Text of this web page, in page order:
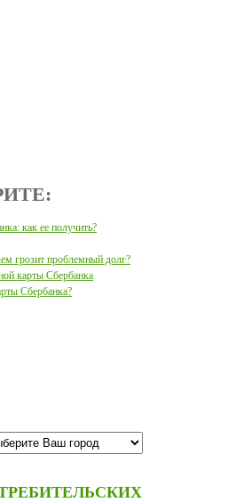
как ее получить?
грозит проблемный долг?
карты Сбербанка
Сбербанка?